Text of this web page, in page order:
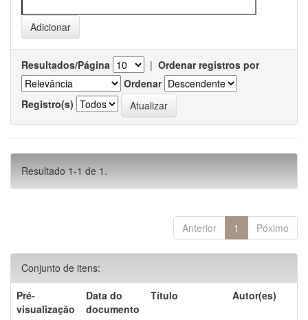
Resultados/Página | Ordenar registros por
Ordenar
Registro(s)
Resultado 1-1 de 1.
Anterior 1 Póximo
Conjunto de itens:
Pré-
visualização
Data do
documento
Título Autor(es)